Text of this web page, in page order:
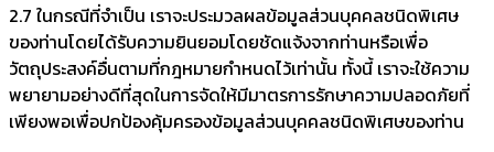
2.7 ในกรณีที่จำเป็น เราจะประมวลผลข้อมูลส่วนบุคคลชนิดพิเศษ
ของท่านโดยได้รับความยินยอมโดยชัดแจ้งจากท่านหรือเพื่อ
วัตถุประสงค์อื่นตามที่กฎหมายกำหนดไว้เท่านั้น ทั้งนี้ เราจะใช้ความ
พยายามอย่างดีที่สุดในการจัดให้มีมาตรการรักษาความปลอดภัยที่
เพียงพอเพื่อปกป้องคุ้มครองข้อมูลส่วนบุคคลชนิดพิเศษของท่าน